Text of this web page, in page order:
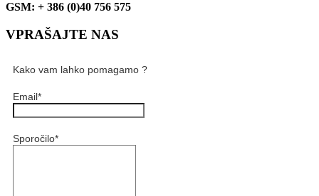
GSM: + 386 (0)40 756 575
VPRAŠAJTE NAS
Kako vam lahko pomagamo ?
Email*
Sporočilo*